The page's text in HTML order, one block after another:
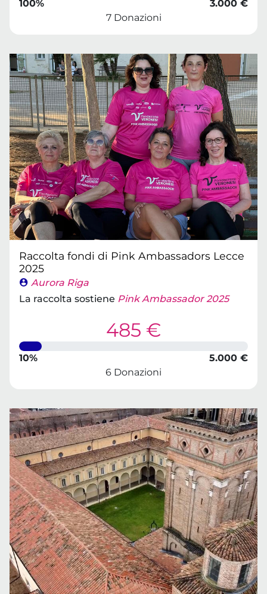
100%
3.000 €
7 Donazioni
Raccolta fondi di Pink Ambassadors Lecce
2025
Aurora Riga
La raccolta sostiene Pink Ambassador 2025
485 €
10%
5.000 €
6 Donazioni